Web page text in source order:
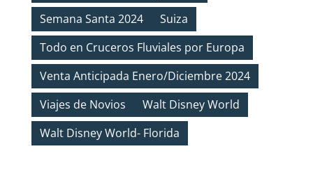
Semana Santa 2024
Suiza
Todo en Cruceros Fluviales por Europa
Venta Anticipada Enero/Diciembre 2024
Viajes de Novios
Walt Disney World
Walt Disney World- Florida